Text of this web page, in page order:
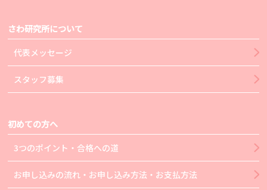
さわ研究所について
代表メッセージ
スタッフ募集
初めての方へ
3つのポイント・合格への道
お申し込みの流れ・お申し込み方法・お支払方法